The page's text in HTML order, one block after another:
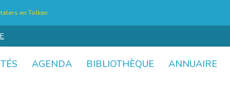
en Tolken
AGENDA BIBLIOTHÈQUE ANNUAIRE